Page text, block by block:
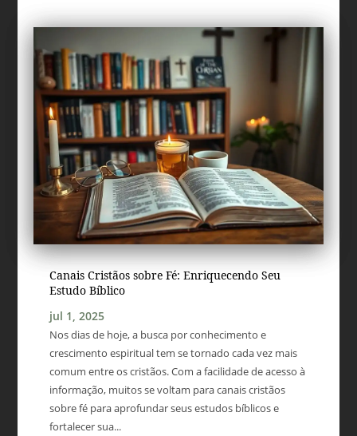
Canais Cristãos sobre Fé: Enriquecendo Seu
Estudo Bíblico
jul 1, 2025
Nos dias de hoje, a busca por conhecimento e
crescimento espiritual tem se tornado cada vez mais
comum entre os cristãos. Com a facilidade de acesso à
informação, muitos se voltam para canais cristãos
sobre fé para aprofundar seus estudos bíblicos e
fortalecer sua...